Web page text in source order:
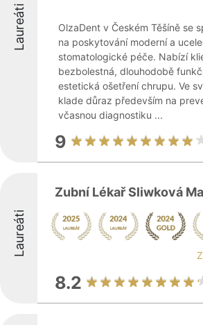
Laureáti
OlzaDent v Českém Těšíně se
na poskytování moderní a
stomatologické péče. Nabízí
bezbolestná, dlouhodobě
estetická ošetření chrupu. Ve
klade důraz především na
včasnou diagnostiku ...
9
Laureáti
Zubní Lékař Sliwková
8.2